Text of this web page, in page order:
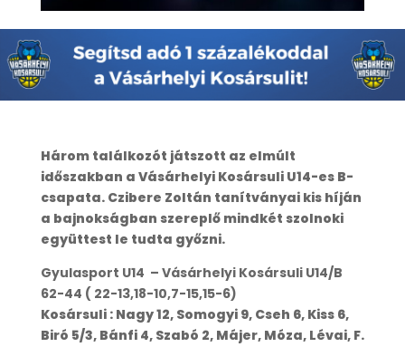
Három találkozót játszott az elmúlt
időszakban a Vásárhelyi Kosársuli U14-es B-
csapata. Czibere Zoltán tanítványai kis híján
a bajnokságban szereplő mindkét szolnoki
együttest le tudta győzni.
Gyulasport U14 – Vásárhelyi Kosársuli U14/B
62-44 ( 22-13,18-10,7-15,15-6)
Kosársuli : Nagy 12, Somogyi 9, Cseh 6, Kiss 6,
Biró 5/3, Bánfi 4, Szabó 2, Májer, Móza, Lévai, F.